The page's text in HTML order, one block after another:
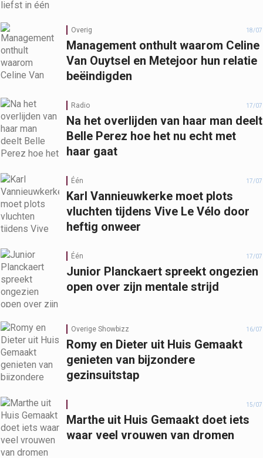
Overig 18/07
Management onthult waarom Celine
Van Ouytsel en Metejoor hun relatie
beëindigden
Radio 17/07
Na het overlijden van haar man deelt
Belle Perez hoe het nu echt met
haar gaat
Één 17/07
Karl Vannieuwkerke moet plots
vluchten tijdens Vive Le Vélo door
heftig onweer
Één 17/07
Junior Planckaert spreekt ongezien
open over zijn mentale strijd
Overige Showbizz 16/07
Romy en Dieter uit Huis Gemaakt
genieten van bijzondere
gezinsuitstap
15/07
Marthe uit Huis Gemaakt doet iets
waar veel vrouwen van dromen